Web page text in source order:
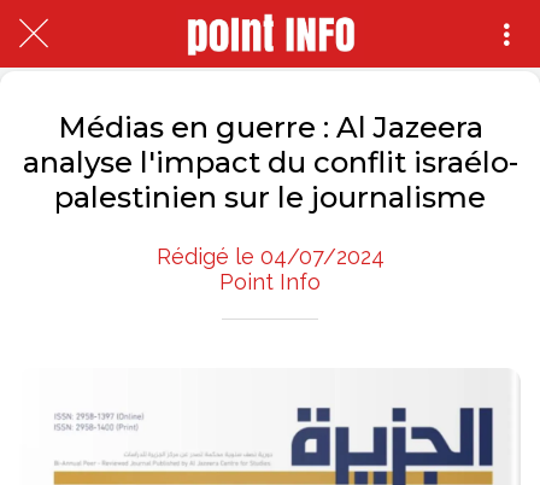
Médias en guerre : Al Jazeera
analyse l'impact du conflit israélo-
palestinien sur le journalisme
Rédigé le 04/07/2024
Point Info